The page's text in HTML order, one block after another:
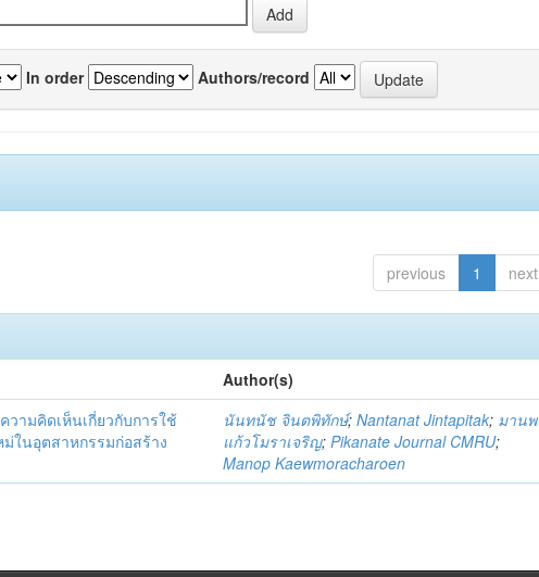
In order Authors/record
previous 1 next
Author(s)
ามคิดเห็นเกี่ยวกับการใช้
ในอุตสาหกรรมก่อสร้าง
นันทนัช จินตพิทักษ์;Nantanat Jintapitak; มานพ
แก้วโมราเจริญ;Pikanate Journal CMRU;
Manop Kaewmoracharoen